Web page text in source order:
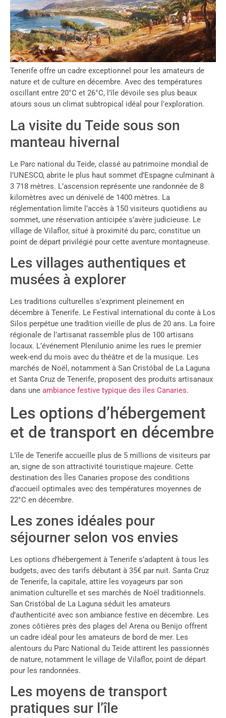
Tenerife offre un cadre exceptionnel pour les amateurs de
nature et de culture en décembre. Avec des températures
oscillant entre 20°C et 26°C, l’île dévoile ses plus beaux
atours sous un climat subtropical idéal pour l’exploration.
La visite du Teide sous son
manteau hivernal
Le Parc national du Teide, classé au patrimoine mondial de
l’UNESCO, abrite le plus haut sommet d’Espagne culminant à
3 718 mètres. L’ascension représente une randonnée de 8
kilomètres avec un dénivelé de 1400 mètres. La
réglementation limite l’accès à 150 visiteurs quotidiens au
sommet, une réservation anticipée s’avère judicieuse. Le
village de Vilaflor, situé à proximité du parc, constitue un
point de départ privilégié pour cette aventure montagneuse.
Les villages authentiques et
musées à explorer
Les traditions culturelles s’expriment pleinement en
décembre à Tenerife. Le Festival international du conte à Los
Silos perpétue une tradition vieille de plus de 20 ans. La foire
régionale de l’artisanat rassemble plus de 100 artisans
locaux. L’événement Plenilunio anime les rues le premier
week-end du mois avec du théâtre et de la musique. Les
marchés de Noël, notamment à San Cristóbal de La Laguna
et Santa Cruz de Tenerife, proposent des produits artisanaux
dans une ambiance festive typique des îles Canaries.
Les options d’hébergement
et de transport en décembre
L’île de Tenerife accueille plus de 5 millions de visiteurs par
an, signe de son attractivité touristique majeure. Cette
destination des Îles Canaries propose des conditions
d’accueil optimales avec des températures moyennes de
22°C en décembre.
Les zones idéales pour
séjourner selon vos envies
Les options d’hébergement à Tenerife s’adaptent à tous les
budgets, avec des tarifs débutant à 35€ par nuit. Santa Cruz
de Tenerife, la capitale, attire les voyageurs par son
animation culturelle et ses marchés de Noël traditionnels.
San Cristóbal de La Laguna séduit les amateurs
d’authenticité avec son ambiance festive en décembre. Les
zones côtières près des plages del Arena ou Benijo offrent
un cadre idéal pour les amateurs de bord de mer. Les
alentours du Parc National du Teide attirent les passionnés
de nature, notamment le village de Vilaflor, point de départ
pour les randonnées.
Les moyens de transport
pratiques sur l’île